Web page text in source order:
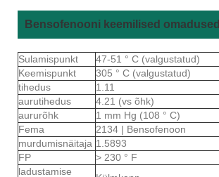
Bensofenooni keemilised omadused
Sulamispunkt
47-51 ° C (valgustatud)
Keemispunkt
305 ° C (valgustatud)
tihedus
1.11
aurutihedus
4.21 (vs õhk)
aururõhk
1 mm Hg (108 ° C)
Fema
2134 | Bensofenoon
murdumisnäitaja 1.5893
FP
> 230 ° F
ladustamise